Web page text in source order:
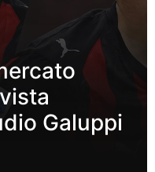
Galuppi